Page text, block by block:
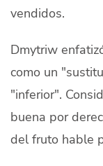
vendidos.
Dmytriw
como un
"inferior".
buena por
del fruto hable